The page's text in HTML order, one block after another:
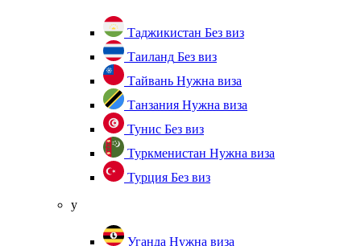
Таджикистан Без виз
Таиланд Без виз
Тайвань Нужна виза
Танзания Нужна виза
Тунис Без виз
Туркменистан Нужна виза
Турция Без виз
у
Уганда Нужна виза